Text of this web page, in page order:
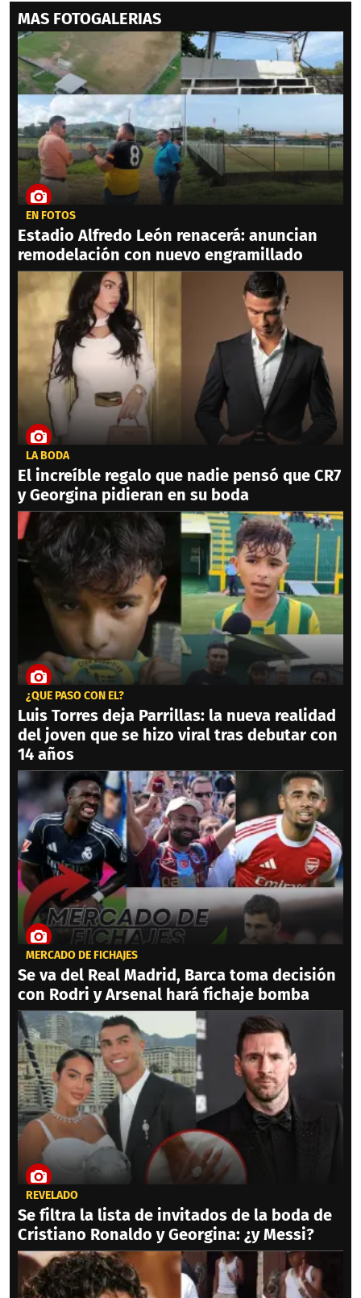
MAS FOTOGALERIAS
EN FOTOS
Estadio Alfredo León renacerá: anuncian
remodelación con nuevo engramillado
LA BODA
El increíble regalo que nadie pensó que CR7
y Georgina pidieran en su boda
¿QUÉ PASÓ CON ÉL?
Luis Torres deja Parrillas: la nueva realidad
del joven que se hizo viral tras debutar con
14 años
MERCADO DE FICHAJES
Se va del Real Madrid, Barca toma decisión
con Rodri y Arsenal hará fichaje bomba
REVELADO
Se filtra la lista de invitados de la boda de
Cristiano Ronaldo y Georgina: ¿y Messi?